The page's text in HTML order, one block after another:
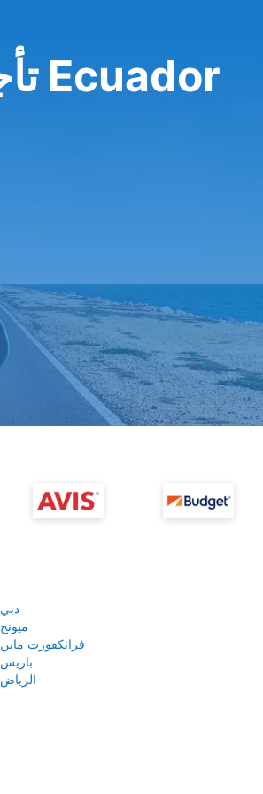
تأجير سيارة في Ecuador
دبي
ميونخ
فرانكفورت ماين
باريس
الرياض